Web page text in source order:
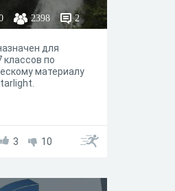
2398 2
для
классов по
материалу
3 10